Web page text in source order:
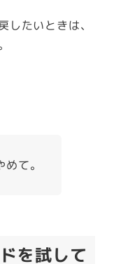
したいときは、
て。
を試して